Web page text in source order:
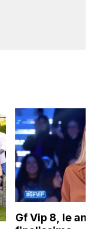
Gf Vip 8, le